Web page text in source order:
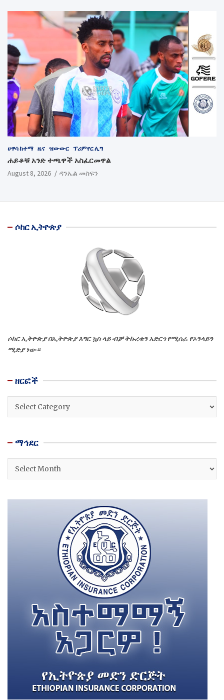
ሀዋሳ ከተማ ዜና ዝውውር ፕሪምየር ሊግ
ሐይቆቹ አንድ ተጫዋች አስፈርመዋል
August 8, 2026 ዳንኤል መስፍን
ሶከር ኢትዮጵያ
ሶከር ኢትዮጵያ በኢትዮጵያ እግር ኳስ ላይ ብቻ ትኩረቱን አድርጎ የሚሰራ የኦንላይን
ሚድያ ነው።
ዘርፎች
ዘርፎች
ማኅደር
ማኅደር